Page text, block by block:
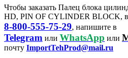
Чтобы заказать Палец блока
HD, PIN OF CYLINDER BLOCK,
8-800-555-75-29, напишите в
Telegram или WhatsApp или
почту ImportTehProd@mail.ru